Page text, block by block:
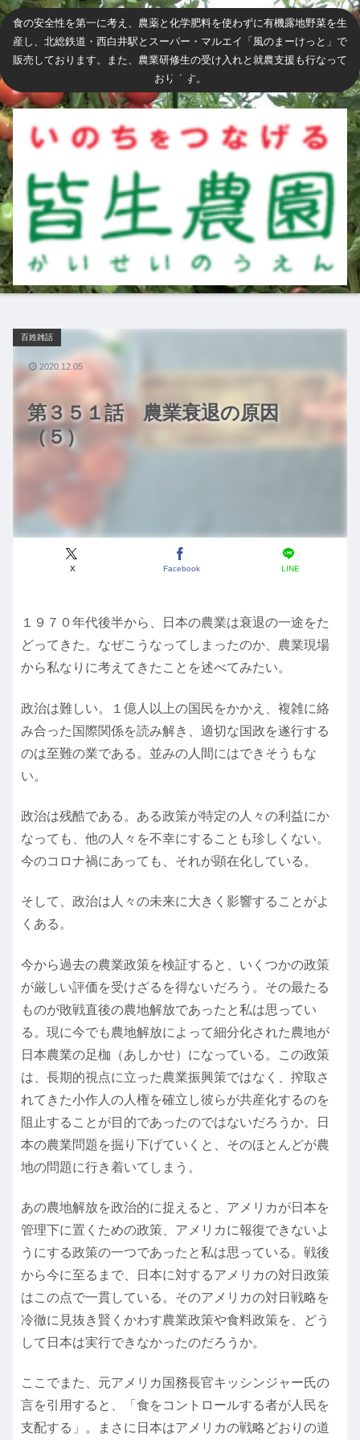
食の安全性を第一に考え、農薬と化学肥料を使わずに有機露地野菜を生
産し、北総鉄道・西白井駅とスーパー・マルエイ「風のまーけっと」で
販売しております。また、農業研修生の受け入れと就農支援も行なって
おります。
第３５１話 農業衰退の原因
（５）
百姓雑話
X Facebook LINE
2020.12.05
１９７０年代後半から、日本の農業は衰退の一途をた
どってきた。なぜこうなってしまったのか、農業現場
から私なりに考えてきたことを述べてみたい。
政治は難しい。１億人以上の国民をかかえ、複雑に絡
み合った国際関係を読み解き、適切な国政を遂行する
のは至難の業である。並みの人間にはできそうもな
い。
政治は残酷である。ある政策が特定の人々の利益にか
なっても、他の人々を不幸にすることも珍しくない。
今のコロナ禍にあっても、それが顕在化している。
そして、政治は人々の未来に大きく影響することがよ
くある。
今から過去の農業政策を検証すると、いくつかの政策
が厳しい評価を受けざるを得ないだろう。その最たる
ものが敗戦直後の農地解放であったと私は思ってい
る。現に今でも農地解放によって細分化された農地が
日本農業の足枷（あしかせ）になっている。この政策
は、長期的視点に立った農業振興策ではなく、搾取さ
れてきた小作人の人権を確立し彼らが共産化するのを
阻止することが目的であったのではないだろうか。日
本の農業問題を掘り下げていくと、そのほとんどが農
地の問題に行き着いてしまう。
あの農地解放を政治的に捉えると、アメリカが日本を
管理下に置くための政策、アメリカに報復できないよ
うにする政策の一つであったと私は思っている。戦後
から今に至るまで、日本に対するアメリカの対日政策
はこの点で一貫している。そのアメリカの対日戦略を
冷徹に見抜き賢くかわす農業政策や食料政策を、どう
して日本は実行できなかったのだろうか。
ここでまた、元アメリカ国務長官キッシンジャー氏の
言を引用すると、「食をコントロールする者が人民を
支配する」。まさに日本はアメリカの戦略どおりの道